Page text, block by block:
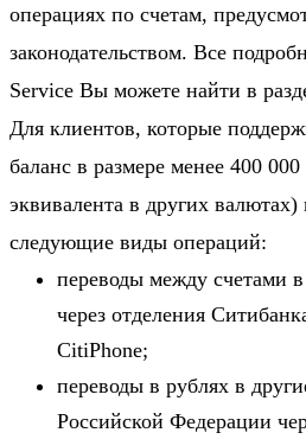
операциях по счетам,
законодательством. Все
Service Вы можете найти в
Для клиентов, которые
баланс в размере менее 400
эквивалента в других
следующие виды операций:
переводы между счетами
через отделения
CitiPhone;
переводы в рублях в
Российской Федерации